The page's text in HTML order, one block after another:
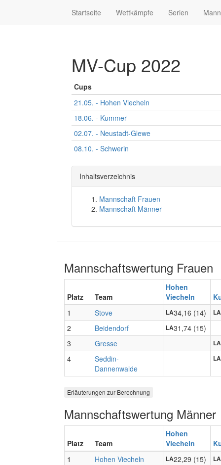
Startseite Wettkämpfe Serien
MV-Cup 2022
Cups
21.05. - Hohen Viecheln
18.06. - Kummer
02.07. - Neustadt-Glewe
08.10. - Schwerin
Inhaltsverzeichnis
Mannschaft Frauen
Mannschaft Männer
Mannschaftswertung Frauen
Platz Team
Hohen
Viecheln
1
Stove LA34,16 (14) LA
2 Beidendorf LA31,74 (15)
3
Gresse LA
4
Seddin-
Dannenwalde
LA
Erläuterungen zur Berechnung
Mannschaftswertung Männer
Platz Team
Hohen
Viecheln
1
Hohen Viecheln LA22,29 (15) LA